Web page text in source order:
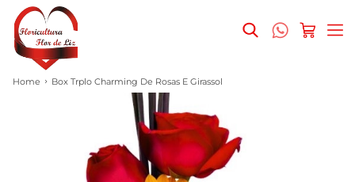
Home Box Trplo Charming De Rosas E Girassol